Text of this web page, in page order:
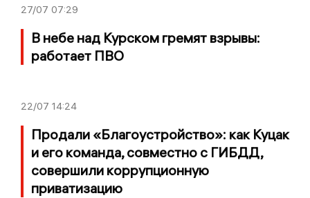
27/07 07:29
В небе над Курском гремят взрывы:
работает ПВО
22/07 14:24
Продали «Благоустройство»: как Куцак
и его команда, совместно с ГИБДД,
совершили коррупционную
приватизацию